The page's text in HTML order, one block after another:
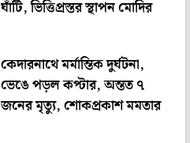
ঘাঁটি, ভিত্তিপ্রস্তর স্থাপন মোদির
কেদারনাথে মর্মান্তিক দুর্ঘটনা,
ভেঙে পড়ল কপ্টার, অন্তত ৭
জনের মৃত্যু, শোকপ্রকাশ মমতার